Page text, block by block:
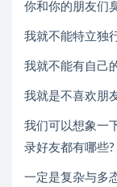
你和你的朋友们
我就不能特立独
我就不能有自己
我就是不喜欢朋
我们可以想象一
录好友都有哪些?
一定是复杂与多